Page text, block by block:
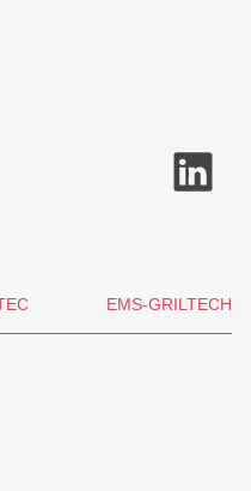
EMS-GRILTECH